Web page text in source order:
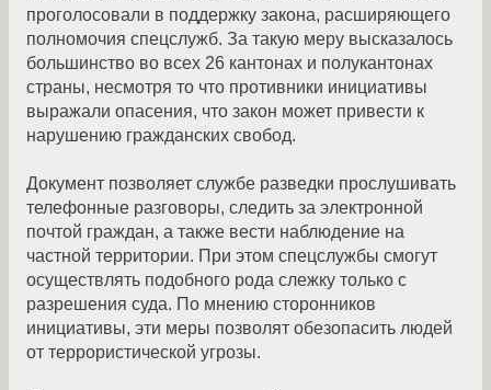
проголосовали в поддержку закона, расширяющего
полномочия спецслужб. За такую меру высказалось
большинство во всех 26 кантонах и полукантонах
страны, несмотря то что противники инициативы
выражали опасения, что закон может привести к
нарушению гражданских свобод.
Документ позволяет службе разведки прослушивать
телефонные разговоры, следить за электронной
почтой граждан, а также вести наблюдение на
частной территории. При этом спецслужбы смогут
осуществлять подобного рода слежку только с
разрешения суда. По мнению сторонников
инициативы, эти меры позволят обезопасить людей
от террористической угрозы.